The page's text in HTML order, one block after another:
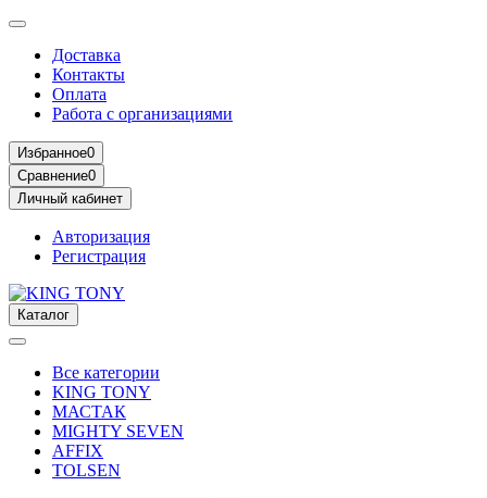
Доставка
Контакты
Оплата
Работа с организациями
Избранное0
Сравнение0
Личный кабинет
Авторизация
Регистрация
Каталог
Все категории
KING TONY
МАСТАК
MIGHTY SEVEN
AFFIX
TOLSEN